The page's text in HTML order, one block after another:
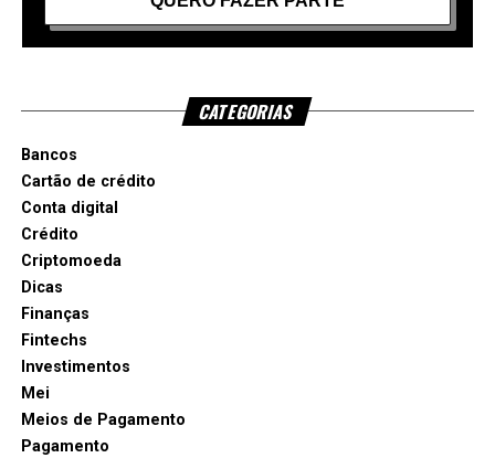
CATEGORIAS
Bancos
Cartão de crédito
Conta digital
Crédito
Criptomoeda
Dicas
Finanças
Fintechs
Investimentos
Mei
Meios de Pagamento
Pagamento